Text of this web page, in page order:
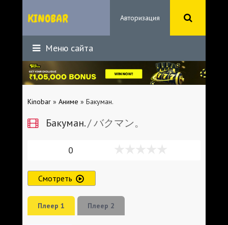
Авторизация
Меню сайта
Kinobar » Аниме » Бакуман.
Бакуман./ バクマン。
0
Смотреть
Плеер 1 Плеер 2